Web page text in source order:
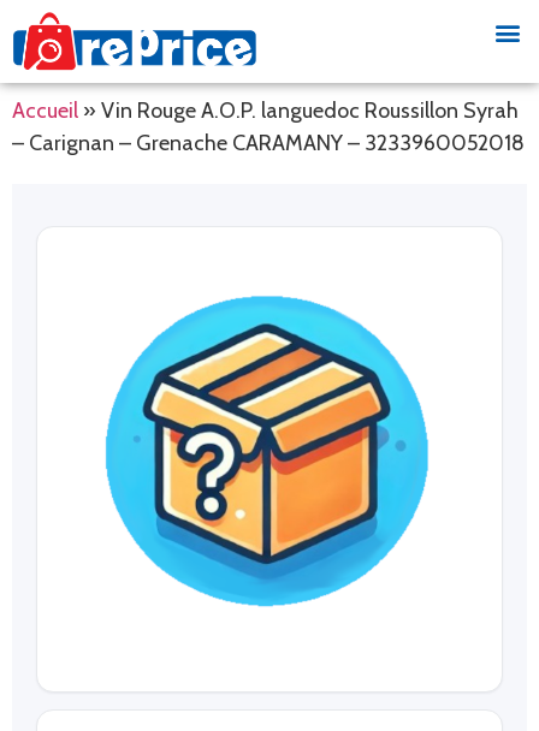
Accueil » Vin Rouge A.O.P. languedoc Roussillon Syrah
– Carignan – Grenache CARAMANY – 3233960052018